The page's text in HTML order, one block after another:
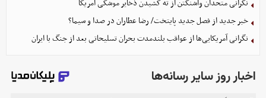
نگرانی متحدان واشنگتن از ته کشیدن ذخایر موشکی آمریکا
خبر جدید از فصل جدید پایتخت/ رضا عطاران در صدا و سیما؟
نگرانی آمریکایی‌ها از عواقب بلندمدت بحران تسلیحاتی بعد از جنگ با ایران